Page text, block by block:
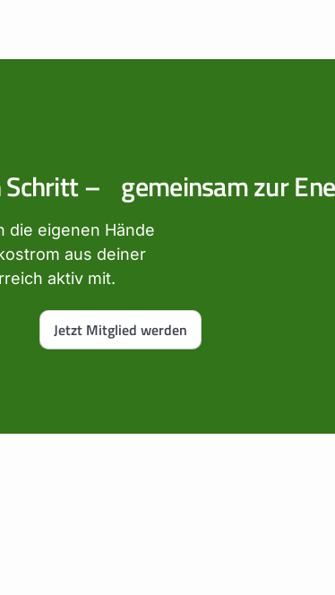
Schritt – gemeinsam zur
die eigenen Hände
aus deiner
aktiv mit.
Jetzt Mitglied werden